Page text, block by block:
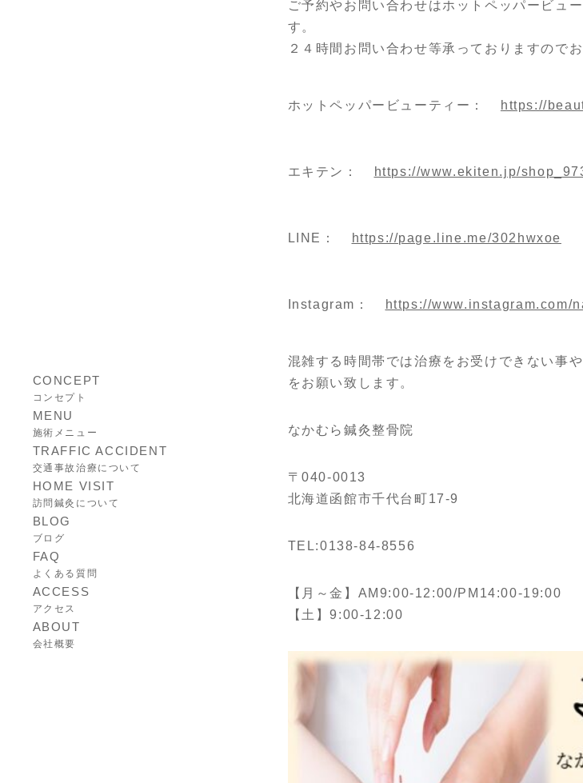
CONCEPT
コンセプト
MENU
施術メニュー
TRAFFIC ACCIDENT
交通事故治療について
HOME VISIT
訪問鍼灸について
BLOG
ブログ
FAQ
よくある質問
ACCESS
アクセス
ABOUT
会社概要
ご予約やお問い合わせはホットペッパービュ
す。
２４時間お問い合わせ等承っておりますので
ホットペッパービューティー： https://
エキテン： https://www.ekiten.jp/
LINE： https://page.line.me/302hwxoe
Instagram： https://www.instagram.com/
混雑する時間帯では治療をお受けできない事
をお願い致します。
なかむら鍼灸整骨院
〒040-0013
北海道函館市千代台町17-9
TEL:0138-84-8556
【月～金】AM9:00-12:00/PM14:00-19:00
【土】9:00-12:00